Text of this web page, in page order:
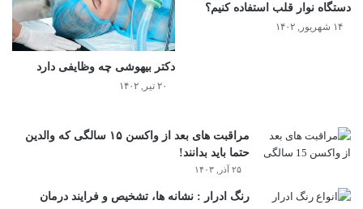
دستگاه نوار قلب استفاده کنیم؟
۱۴ شهریور, ۱۴۰۲
دکتر بیهوشی چه وظایفی دارد
۲۰ تیر, ۱۴۰۲
مراقبت های بعد از واکسن ۱۵ سالگی که والدین
حتما باید بدانند!
۲۵ آذر, ۱۴۰۳
رنگ ادرار : نشانه ها، تشخیص و فرایند درمان